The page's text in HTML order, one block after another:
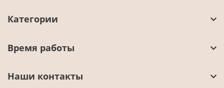
Категории
Время работы
Наши контакты